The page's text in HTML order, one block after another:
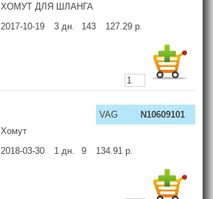
ХОМУТ ДЛЯ ШЛАНГА
2017-10-19
3 дн. 143 127.29 р.
VAG
N10609101
Хомут
2018-03-30
1 дн. 9 134.91 р.